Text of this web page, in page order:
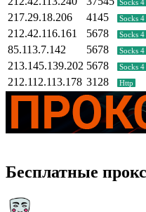
Socks 4
217.29.18.206
4145 Socks 4
212.42.116.161
5678 Socks 4
85.113.7.142
5678 Socks 4
213.145.139.202 5678 Socks 4
212.112.113.178 3128 Http
Бесплатные